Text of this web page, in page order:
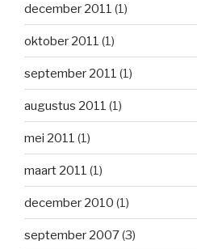
december 2011 (1)
oktober 2011 (1)
september 2011 (1)
augustus 2011 (1)
mei 2011 (1)
maart 2011 (1)
december 2010 (1)
september 2007(3)